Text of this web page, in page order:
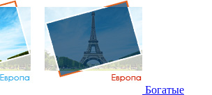
Богатые